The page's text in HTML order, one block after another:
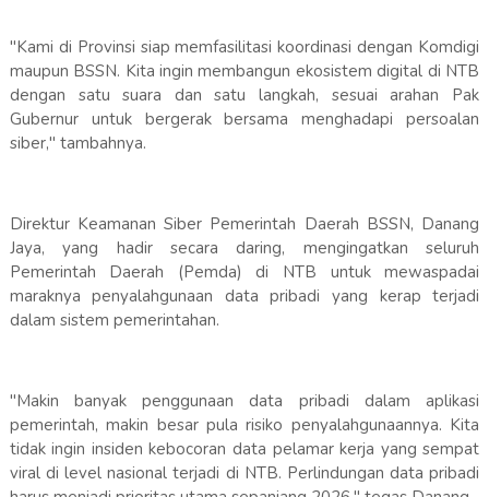
​"Kami di Provinsi siap memfasilitasi koordinasi dengan Komdigi
maupun BSSN. Kita ingin membangun ekosistem digital di NTB
dengan satu suara dan satu langkah, sesuai arahan Pak
Gubernur untuk bergerak bersama menghadapi persoalan
siber," tambahnya.
Direktur Keamanan Siber Pemerintah Daerah BSSN, Danang
Jaya, yang hadir secara daring, mengingatkan seluruh
Pemerintah Daerah (Pemda) di NTB untuk mewaspadai
maraknya penyalahgunaan data pribadi yang kerap terjadi
dalam sistem pemerintahan.
​"Makin banyak penggunaan data pribadi dalam aplikasi
pemerintah, makin besar pula risiko penyalahgunaannya. Kita
tidak ingin insiden kebocoran data pelamar kerja yang sempat
viral di level nasional terjadi di NTB. Perlindungan data pribadi